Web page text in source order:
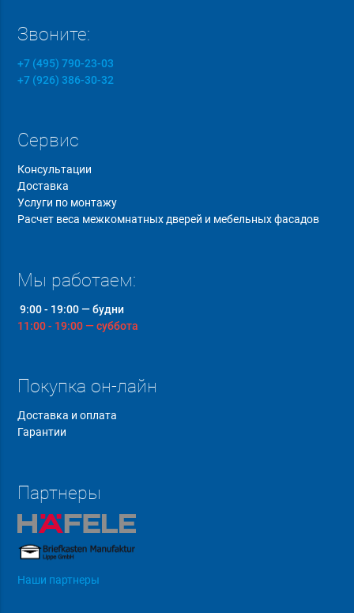
Звоните:
+7 (495) 790-23-03
+7 (926) 386-30-32
Сервис
Консультации
Доставка
Услуги по монтажу
Расчет веса межкомнатных дверей и мебельных фасадов
Мы работаем:
9:00 - 19:00 — будни
11:00 - 19:00 — суббота
Покупка он-лайн
Доставка и оплата
Гарантии
Партнеры
Наши партнеры